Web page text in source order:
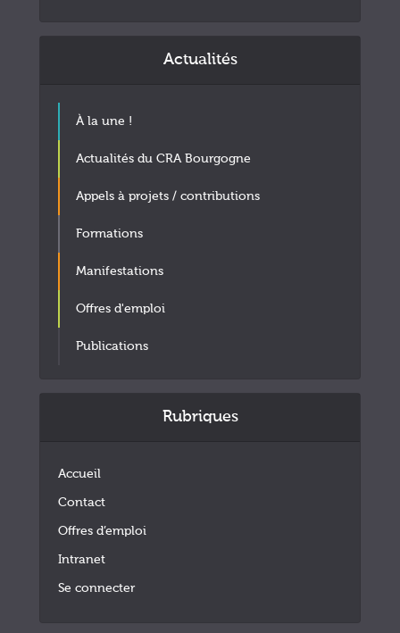
Actualités
À la une !
Actualités du CRA Bourgogne
Appels à projets / contributions
Formations
Manifestations
Offres d'emploi
Publications
Rubriques
Accueil
Contact
Offres d’emploi
Intranet
Se connecter